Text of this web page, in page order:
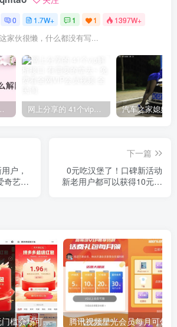
0 1.7W+ 1 1 1397W+
这家伙很懒，什么都没有写...
干等及其它地区自测了 网上分享的 41个vip解析接口 有需要的拿去~ 免费看全网VIP会员视频
户，
奇艺会
下一篇
0元吃汉堡了！口碑新活动
新老用户都可以获得10元红
拼多多超级红包 无门槛会场可用 天天可领 最高88.88元